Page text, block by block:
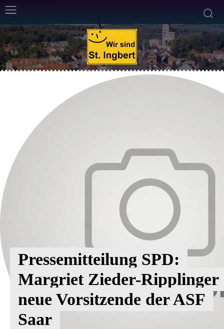
Pressemitteilung SPD:
Margriet Zieder-Ripplinger
neue Vorsitzende der ASF
Saar